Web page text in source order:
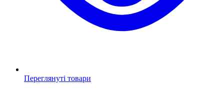
Переглянуті товари